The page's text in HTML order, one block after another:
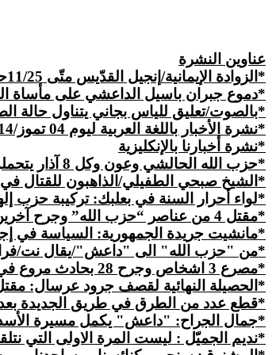
عناوين النشرة
*الزوادة الإيمانية/ إنجيل القدّيس متّى
*دموع جبران باسيل الداعشي على مأساة
*بالصوت/تعليق للياس بجاني يتناول حالة
*نشرة الأخبار باللغة العربية ليوم 04 تموز/14
*نشرة أخبارنا بالإنكليزية
*حزب الله الحالشي وعون وكل 8 آذار يتحملون مسؤولية كارثة االلاجئين السوريين في لبنان/الياس بجاني
*الشيخ صبحي الطفيلي/الذاهبون للقتال في
*لواء أحرار السنة في بعلبك: تركيبة حزب
*مقتل 4 من عناصر “حزب الله” وجرح آخرين بكمين في القلمون بريف دمشق
*مانشيت جريدة الجمهورية: السياسة في
*من "حزب الله" الى "داعش"/يقال نت/
*مصرع 3 اشخاص وجرح 28 بحادث مروع في عكار
*الحصيلة النهائية لقصف جرود عرسال:
*قطع عدد من الطرق في طريق الجديدة بعد
*جمال الجراح: "داعش" يكمل مسيرة الأسد
*نديم الجميّل : ليست المرة الاولى التي